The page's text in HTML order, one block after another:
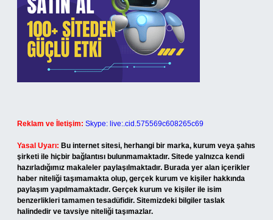
Reklam ve İletişim: Skype: live:.cid.575569c608265c69
Yasal Uyarı: Bu internet sitesi, herhangi bir marka, kurum veya şahıs
şirketi ile hiçbir bağlantısı bulunmamaktadır. Sitede yalnızca kendi
hazırladığımız makaleler paylaşılmaktadır. Burada yer alan içerikler
haber niteliği taşımamakta olup, gerçek kurum ve kişiler hakkında
paylaşım yapılmamaktadır. Gerçek kurum ve kişiler ile isim
benzerlikleri tamamen tesadüfidir. Sitemizdeki bilgiler taslak
halindedir ve tavsiye niteliği taşımazlar.